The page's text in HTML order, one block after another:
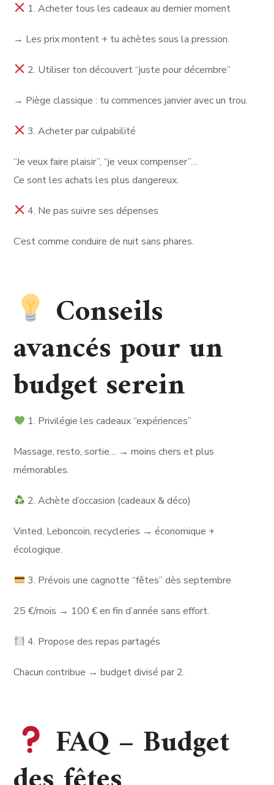
1. Acheter tous les cadeaux au dernier moment
→ Les prix montent + tu achètes sous la pression.
2. Utiliser ton découvert “juste pour décembre”
→ Piège classique : tu commences janvier avec un trou.
3. Acheter par culpabilité
“Je veux faire plaisir”, “je veux compenser”…
Ce sont les achats les plus dangereux.
4. Ne pas suivre ses dépenses
C’est comme conduire de nuit sans phares.
Conseils
avancés pour un
budget serein
1. Privilégie les cadeaux “expériences”
Massage, resto, sortie… → moins chers et plus
mémorables.
2. Achète d’occasion (cadeaux & déco)
Vinted, Leboncoin, recycleries → économique +
écologique.
3. Prévois une cagnotte “fêtes” dès septembre
25 €/mois → 100 € en fin d’année sans effort.
4. Propose des repas partagés
Chacun contribue → budget divisé par 2.
FAQ – Budget